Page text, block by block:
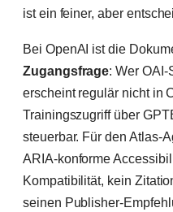
ist ein feiner, aber
Bei OpenAI ist die
Zugangsfrage: Wer OAI-
erscheint regulär nicht in
Trainingszugriff über
steuerbar. Für den Atlas-
ARIA-konforme
Kompatibilität, kein
seinen Publisher-